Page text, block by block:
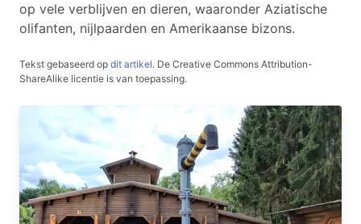
op vele verblijven en dieren, waaronder Aziatische
olifanten, nijlpaarden en Amerikaanse bizons.
Tekst gebaseerd op dit artikel. De Creative Commons Attribution-
ShareAlike licentie is van toepassing.